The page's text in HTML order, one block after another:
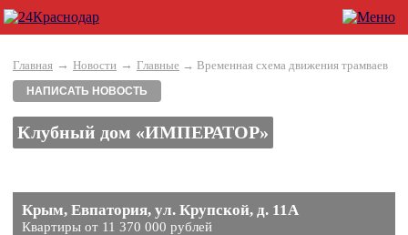
Главная → Новости → Главные → Временная схема движения трамваев
НАПИСАТЬ НОВОСТЬ
Клубный дом «ИМПЕРАТОР»
Крым, Евпатория, ул. Крупской, д. 11А
Квартиры от 11 370 000 рублей